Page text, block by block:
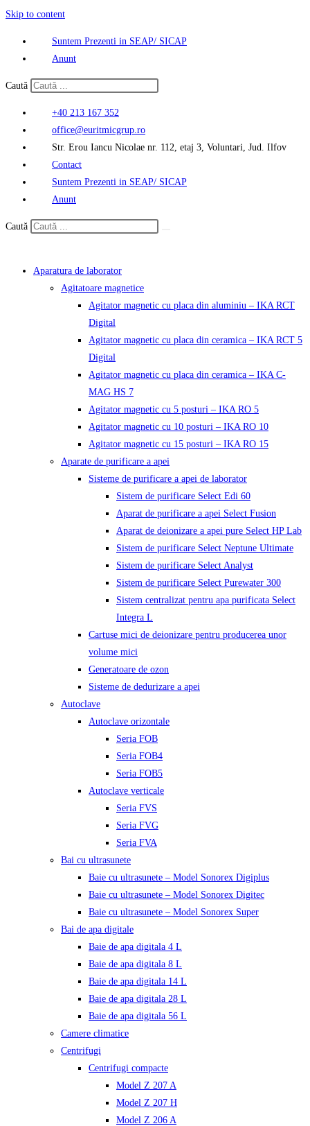
Skip to content
Suntem Prezenti in SEAP/ SICAP
Anunt
Caută
+40 213 167 352
office@euritmicgrup.ro
Str. Erou Iancu Nicolae nr. 112, etaj 3, Voluntari, Jud. Ilfov
Contact
Suntem Prezenti in SEAP/ SICAP
Anunt
Caută
Aparatura de laborator
Agitatoare magnetice
Agitator magnetic cu placa din aluminiu – IKA RCT
Digital
Agitator magnetic cu placa din ceramica – IKA RCT 5
Digital
Agitator magnetic cu placa din ceramica – IKA C-
MAG HS 7
Agitator magnetic cu 5 posturi – IKA RO 5
Agitator magnetic cu 10 posturi – IKA RO 10
Agitator magnetic cu 15 posturi – IKA RO 15
Aparate de purificare a apei
Sisteme de purificare a apei de laborator
Sistem de purificare Select Edi 60
Aparat de purificare a apei Select Fusion
Aparat de deionizare a apei pure Select HP Lab
Sistem de purificare Select Neptune Ultimate
Sistem de purificare Select Analyst
Sistem de purificare Select Purewater 300
Sistem centralizat pentru apa purificata Select
Integra L
Cartuse mici de deionizare pentru producerea unor
volume mici
Generatoare de ozon
Sisteme de dedurizare a apei
Autoclave
Autoclave orizontale
Seria FOB
Seria FOB4
Seria FOB5
Autoclave verticale
Seria FVS
Seria FVG
Seria FVA
Bai cu ultrasunete
Baie cu ultrasunete – Model Sonorex Digiplus
Baie cu ultrasunete – Model Sonorex Digitec
Baie cu ultrasunete – Model Sonorex Super
Bai de apa digitale
Baie de apa digitala 4 L
Baie de apa digitala 8 L
Baie de apa digitala 14 L
Baie de apa digitala 28 L
Baie de apa digitala 56 L
Camere climatice
Centrifugi
Centrifugi compacte
Model Z 207 A
Model Z 207 H
Model Z 206 A